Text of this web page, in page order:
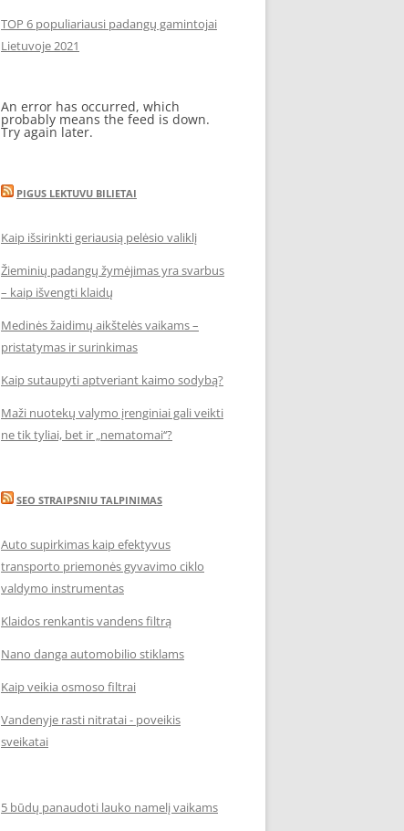
TOP 6 populiariausi padangų gamintojai
Lietuvoje 2021
An error has occurred, which
probably means the feed is down.
Try again later.
PIGUS LEKTUVU BILIETAI
Kaip išsirinkti geriausią pelėsio valiklį
Žieminių padangų žymėjimas yra svarbus
– kaip išvengti klaidų
Medinės žaidimų aikštelės vaikams –
pristatymas ir surinkimas
Kaip sutaupyti aptveriant kaimo sodybą?
Maži nuotekų valymo įrenginiai gali veikti
ne tik tyliai, bet ir „nematomai‘‘?
SEO STRAIPSNIU TALPINIMAS
Auto supirkimas kaip efektyvus
transporto priemonės gyvavimo ciklo
valdymo instrumentas
Klaidos renkantis vandens filtrą
Nano danga automobilio stiklams
Kaip veikia osmoso filtrai
Vandenyje rasti nitratai - poveikis
sveikatai
5 būdų panaudoti lauko namelį vaikams